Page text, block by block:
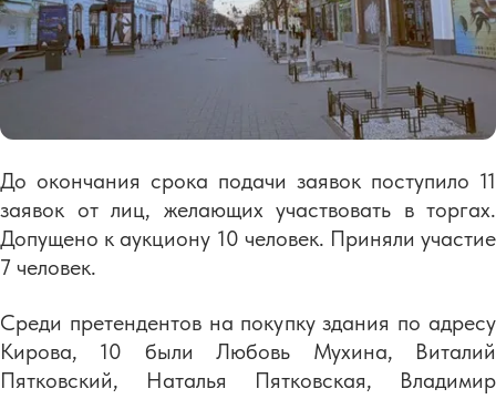
До окончания срока подачи заявок поступило 11
заявок от лиц, желающих участвовать в торгах.
Допущено к аукциону 10 человек. Приняли участие
7 человек.
Среди претендентов на покупку здания по адресу
Кирова, 10 были Любовь Мухина, Виталий
Пятковский, Наталья Пятковская, Владимир